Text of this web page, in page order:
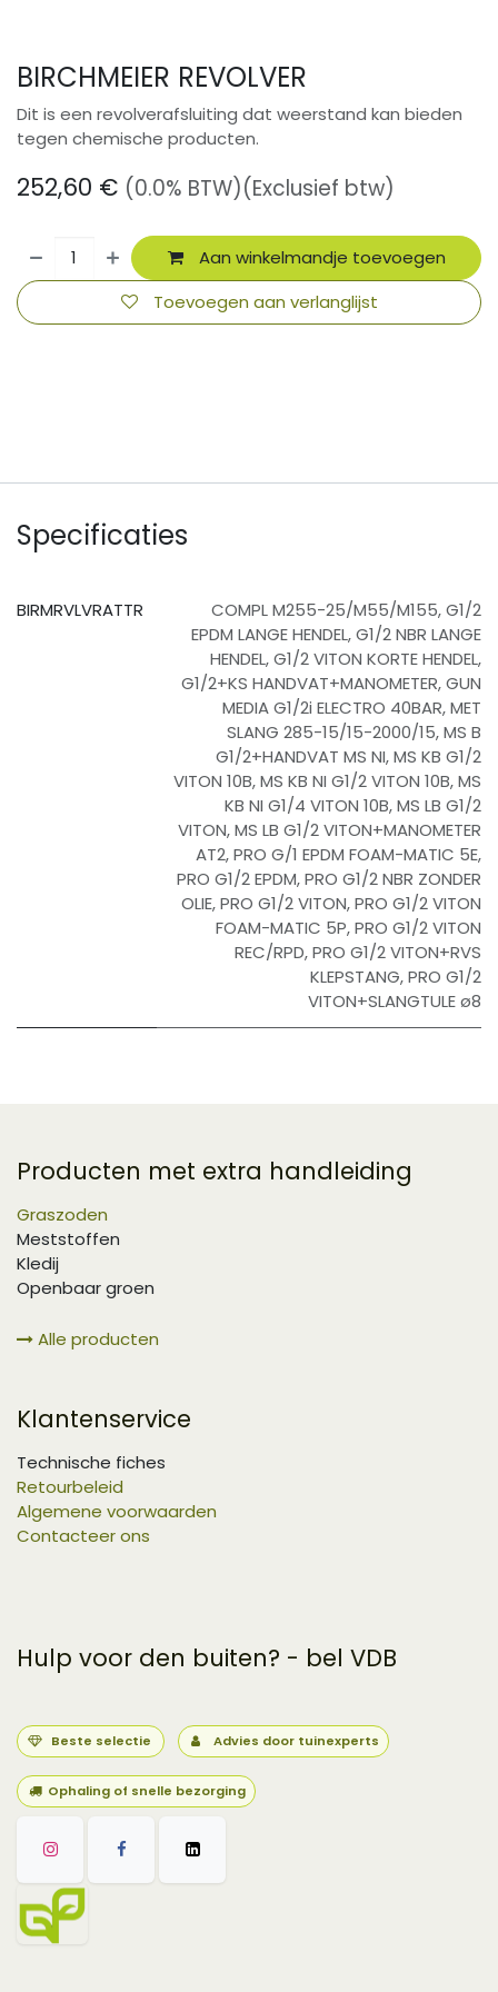
BIRCHMEIER REVOLVER
Dit is een revolverafsluiting dat weerstand kan bieden
tegen chemische producten.
252,60 € (0.0% BTW)(Exclusief btw)
Aan winkelmandje toevoegen
Toevoegen aan verlanglijst
Specificaties
BIRMRVLVRATTR COMPL M255-25/M55/M155,G1/2
EPDM LANGE HENDEL,G1/2 NBR LANGE
HENDEL,G1/2 VITON KORTE HENDEL,
G1/2+KS HANDVAT+MANOMETER,GUN
MEDIA G1/2i ELECTRO 40BAR,MET
SLANG 285-15/15-2000/15,MS B
G1/2+HANDVAT MS NI,MS KB G1/2
VITON 10B,MS KB NI G1/2 VITON 10B,MS
KB NI G1/4 VITON 10B,MS LB G1/2
VITON,MS LB G1/2 VITON+MANOMETER
AT2,PRO G/1 EPDM FOAM-MATIC 5E,
PRO G1/2 EPDM,PRO G1/2 NBR ZONDER
OLIE,PRO G1/2 VITON,PRO G1/2 VITON
FOAM-MATIC 5P,PRO G1/2 VITON
REC/RPD,PRO G1/2 VITON+RVS
KLEPSTANG,PRO G1/2
VITON+SLANGTULE ø8
Producten met extra handleiding
Graszoden
Meststoffen
Kledij
Openbaar groen
Alle producten
Klantenservice
Technische fiches
Retourbeleid
Algemene voorwaarden
Contacteer ons
Hulp voor den buiten? - bel VDB
Beste selectie Advies door tuinexperts
Ophaling of snelle bezorging